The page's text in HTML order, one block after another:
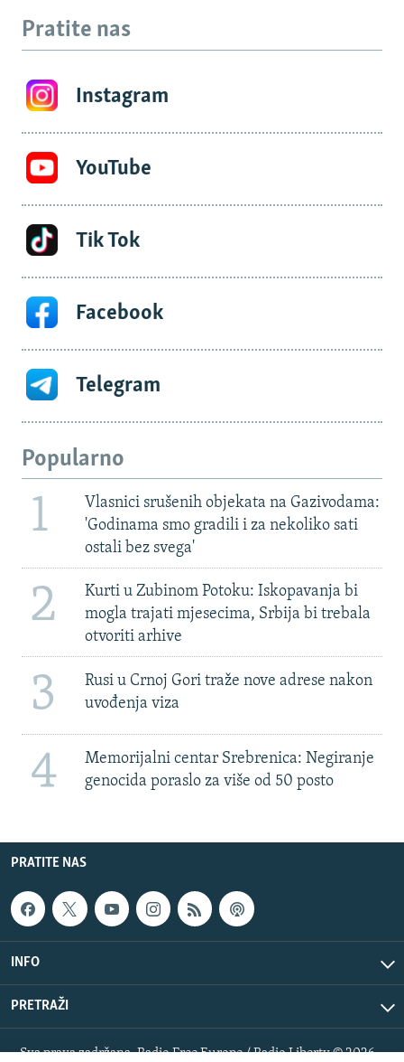
Pratite nas
Instagram
YouTube
Tik Tok
Facebook
Telegram
Popularno
1
Vlasnici srušenih objekata na Gazivodama:
'Godinama smo gradili i za nekoliko sati
ostali bez svega'
2
Kurti u Zubinom Potoku: Iskopavanja bi
mogla trajati mjesecima, Srbija bi trebala
otvoriti arhive
3
Rusi u Crnoj Gori traže nove adrese nakon
uvođenja viza
4
Memorijalni centar Srebrenica: Negiranje
genocida poraslo za više od 50 posto
PRATITE NAS
INFO
PRETRAŽI
Sva prava zadržana. Radio Free Europe / Radio Liberty © 2026